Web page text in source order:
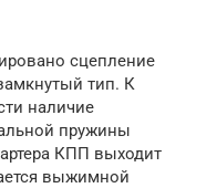
сцепление
тип. К
наличие
пружины
КПП выходит
выжимной